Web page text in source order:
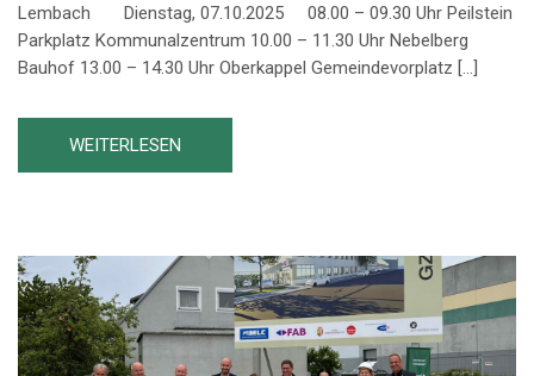
Lembach Dienstag, 07.10.2025 08.00 – 09.30 Uhr Peilstein
Parkplatz Kommunalzentrum 10.00 – 11.30 Uhr Nebelberg
Bauhof 13.00 – 14.30 Uhr Oberkappel Gemeindevorplatz […]
WEITERLESEN